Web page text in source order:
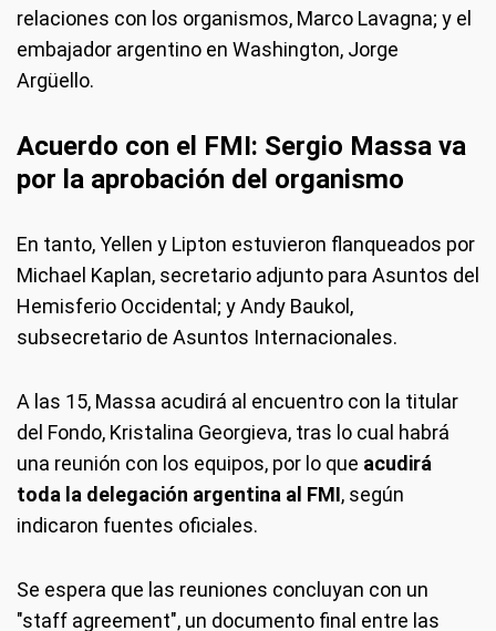
relaciones con los organismos, Marco Lavagna; y el
embajador argentino en Washington, Jorge
Argüello.
Acuerdo con el FMI: Sergio Massa va
por la aprobación del organismo
En tanto, Yellen y Lipton estuvieron flanqueados por
Michael Kaplan, secretario adjunto para Asuntos del
Hemisferio Occidental; y Andy Baukol,
subsecretario de Asuntos Internacionales.
A las 15, Massa acudirá al encuentro con la titular
del Fondo, Kristalina Georgieva, tras lo cual habrá
una reunión con los equipos, por lo que acudirá
toda la delegación argentina al FMI, según
indicaron fuentes oficiales.
Se espera que las reuniones concluyan con un
"staff agreement", un documento final entre las